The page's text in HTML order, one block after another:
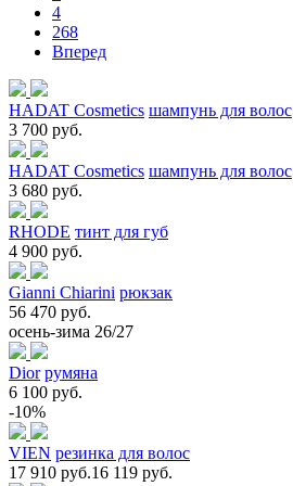
4
268
Вперед
HADAT Cosmetics шампунь для волос
3 700 руб.
HADAT Cosmetics шампунь для волос
3 680 руб.
RHODE тинт для губ
4 900 руб.
Gianni Chiarini рюкзак
56 470 руб.
осень-зима 26/27
Dior румяна
6 100 руб.
-10%
VIEN резинка для волос
17 910 руб.16 119 руб.